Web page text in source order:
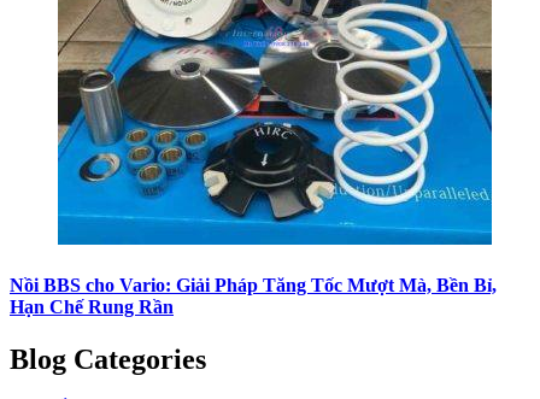
Nồi BBS cho Vario: Giải Pháp Tăng Tốc Mượt Mà, Bền Bỉ,
Hạn Chế Rung Rần
Blog Categories